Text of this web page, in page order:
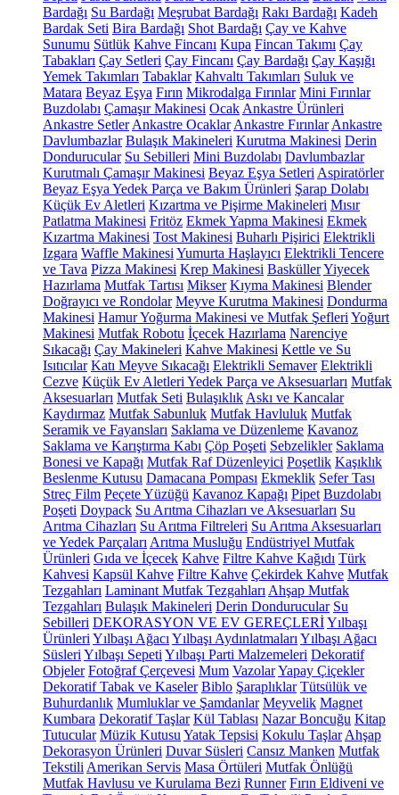
Bardağı Su Bardağı Meşrubat Bardağı Rakı Bardağı Kadeh
Bardak Seti Bira Bardağı Shot Bardağı Çay ve Kahve
Sunumu Sütlük Kahve Fincanı Kupa Fincan Takımı Çay
Tabakları Çay Setleri Çay Fincanı Çay Bardağı Çay Kaşığı
Yemek Takımları Tabaklar Kahvaltı Takımları Suluk ve
Matara Beyaz Eşya Fırın Mikrodalga Fırınlar Mini Fırınlar
Buzdolabı Çamaşır Makinesi Ocak Ankastre Ürünleri
Ankastre Setler Ankastre Ocaklar Ankastre Fırınlar Ankastre
Davlumbazlar Bulaşık Makineleri Kurutma Makinesi Derin
Dondurucular Su Sebilleri Mini Buzdolabı Davlumbazlar
Kurutmalı Çamaşır Makinesi Beyaz Eşya Setleri Aspiratörler
Beyaz Eşya Yedek Parça ve Bakım Ürünleri Şarap Dolabı
Küçük Ev Aletleri Kızartma ve Pişirme Makineleri Mısır
Patlatma Makinesi Fritöz Ekmek Yapma Makinesi Ekmek
Kızartma Makinesi Tost Makinesi Buharlı Pişirici Elektrikli
Izgara Waffle Makinesi Yumurta Haşlayıcı Elektrikli Tencere
ve Tava Pizza Makinesi Krep Makinesi BasküllerYiyecek
Hazırlama Mutfak Tartısı Mikser Kıyma Makinesi Blender
Doğrayıcı ve Rondolar Meyve Kurutma Makinesi Dondurma
Makinesi Hamur Yoğurma Makinesi ve Mutfak Şefleri Yoğurt
Makinesi Mutfak Robotu İçecek Hazırlama Narenciye
Sıkacağı Çay Makineleri Kahve Makinesi Kettle ve Su
Isıtıcılar Katı Meyve Sıkacağı Elektrikli Semaver Elektrikli
Cezve Küçük Ev Aletleri Yedek Parça ve Aksesuarları Mutfak
Aksesuarları Mutfak Seti Bulaşıklık Askı ve Kancalar
Kaydırmaz Mutfak Sabunluk Mutfak Havluluk Mutfak
Seramik ve Fayansları Saklama ve Düzenleme Kavanoz
Saklama ve Karıştırma Kabı Çöp Poşeti Sebzelikler Saklama
Bonesi ve Kapağı Mutfak Raf Düzenleyici Poşetlik Kaşıklık
Beslenme Kutusu Damacana Pompası Ekmeklik Sefer Tası
Streç Film Peçete Yüzüğü Kavanoz Kapağı Pipet Buzdolabı
Poşeti Doypack Su Arıtma Cihazları ve Aksesuarları Su
Arıtma Cihazları Su Arıtma Filtreleri Su Arıtma Aksesuarları
ve Yedek Parçaları Arıtma Musluğu Endüstriyel Mutfak
Ürünleri Gıda ve İçecek Kahve Filtre Kahve Kağıdı Türk
Kahvesi Kapsül Kahve Filtre Kahve Çekirdek Kahve Mutfak
Tezgahları Laminant Mutfak Tezgahları Ahşap Mutfak
Tezgahları Bulaşık Makineleri Derin Dondurucular Su
Sebilleri DEKORASYON VE EV GEREÇLERİYılbaşı
Ürünleri Yılbaşı Ağacı Yılbaşı Aydınlatmaları Yılbaşı Ağacı
Süsleri Yılbaşı Sepeti Yılbaşı Parti Malzemeleri Dekoratif
Objeler Fotoğraf Çerçevesi Mum VazolarYapay Çiçekler
Dekoratif Tabak ve Kaseler Biblo Şaraplıklar Tütsülük ve
Buhurdanlık Mumluklar ve Şamdanlar Meyvelik Magnet
Kumbara Dekoratif Taşlar Kül Tablası Nazar Boncuğu Kitap
Tutucular Müzik Kutusu Yatak Tepsisi Kokulu Taşlar Ahşap
Dekorasyon Ürünleri Duvar Süsleri Cansız Manken Mutfak
Tekstili Amerikan Servis Masa Örtüleri Mutfak Önlüğü
Mutfak Havlusu ve Kurulama Bezi Runner Fırın Eldiveni ve